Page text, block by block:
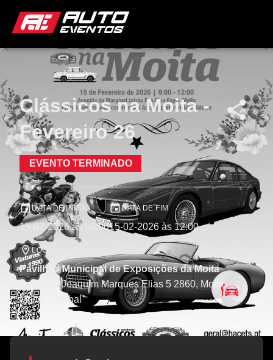
Clássicos na Moita -
Fevereiro 26
EVENTO TERMINADO
DATA DE INÍCIO
15-02-2026 às 09:00
DATA DE FIM
15-02-2026 às 12:00
LOCAL
Pavilhão Municipal de Exposições da Moita
Largo Dr. Joaquim Marques Elias 5 2860, Moita
Moita
, Setúbal